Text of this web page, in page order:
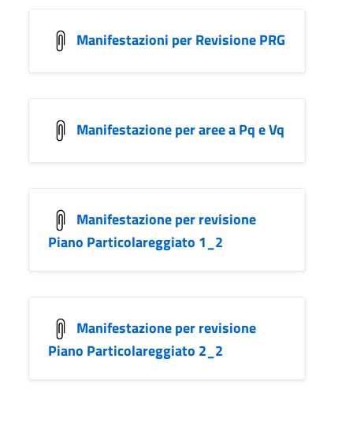
Manifestazioni per Revisione PRG
Manifestazione per aree a Pq e Vq
Manifestazione per revisione
Piano Particolareggiato 1_2
Manifestazione per revisione
Piano Particolareggiato 2_2